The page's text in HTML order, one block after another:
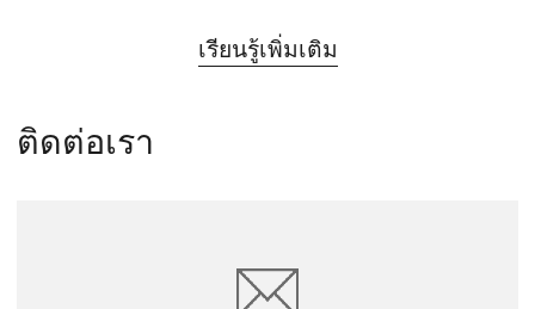
เรียนรู้เพิ่มเติม
ติดต่อเรา